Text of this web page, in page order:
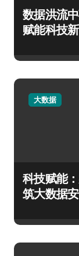
数据洪流
赋能科技
大数据
科技赋能
筑大数据